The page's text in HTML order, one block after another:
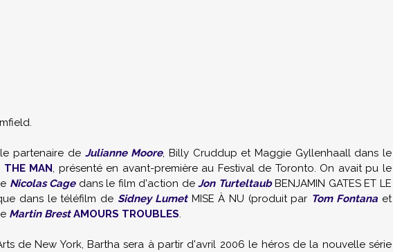
partenaire de Julianne Moore, Billy Cruddup et Maggie Gyllenhaall dans le
THE MAN, présenté en avant-première au Festival de Toronto. On avait pu le
Nicolas Cagedans le film d'action deJon TurteltaubBENJAMIN GATES ET LE
que dans le téléfilm de Sidney LumetMISE À NU (produit par Tom Fontana et
Martin Brest AMOURS TROUBLES.
de New York, Bartha sera à partir d'avril 2006 le héros de la nouvelle série